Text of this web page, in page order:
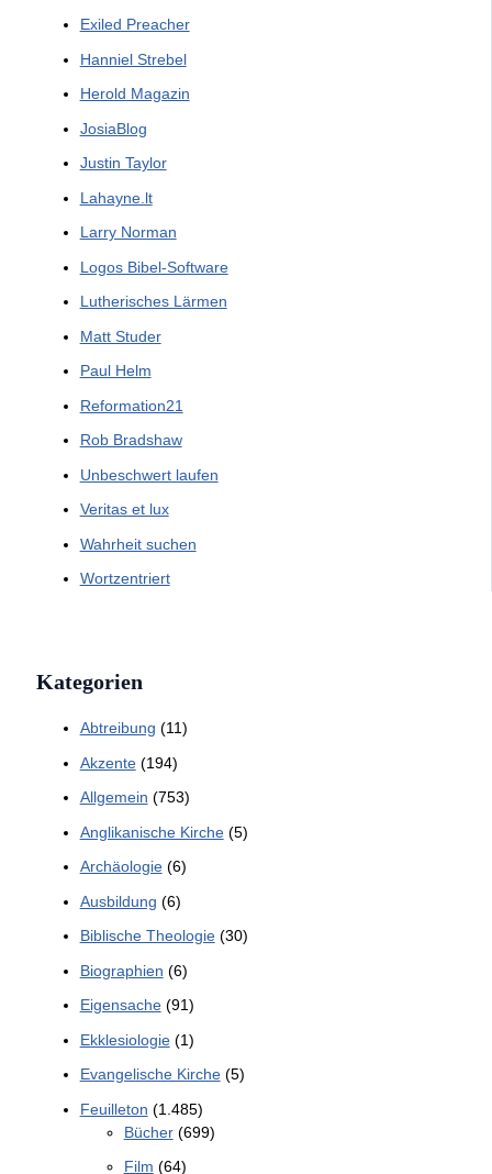
Exiled Preacher
Hanniel Strebel
Herold Magazin
JosiaBlog
Justin Taylor
Lahayne.lt
Larry Norman
Logos Bibel-Software
Lutherisches Lärmen
Matt Studer
Paul Helm
Reformation21
Rob Bradshaw
Unbeschwert laufen
Veritas et lux
Wahrheit suchen
Wortzentriert
Kategorien
Abtreibung (11)
Akzente(194)
Allgemein (753)
Anglikanische Kirche(5)
Archäologie(6)
Ausbildung (6)
Biblische Theologie(30)
Biographien (6)
Eigensache(91)
Ekklesiologie(1)
Evangelische Kirche(5)
Feuilleton (1.485)
Bücher(699)
Film (64)